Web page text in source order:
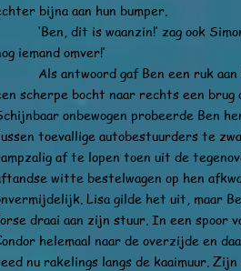
bijna aan hun bumper.
‘Ben, dit is waanzin!’ zag ook
iemand omver!’
Als antwoord gaf Ben een ruk aan
scherpe bocht naar rechts een brug
onbewogen probeerde Ben
toevallige autobestuurders te
af te lopen toen uit de
witte bestelwagen op hen
Lisa gilde het uit, maar
draai aan zijn stuur. In een spoor
helemaal naar de overzijde en
nu rakelings langs de kaaimuur.